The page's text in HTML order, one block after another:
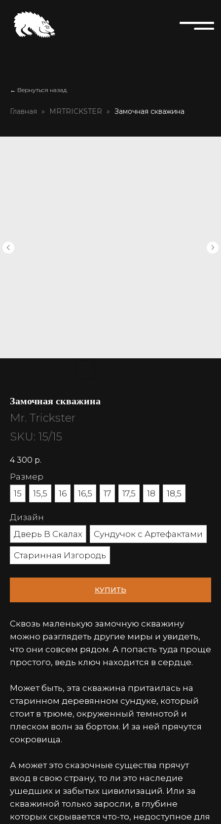
← Вернуться назад
Главная MRTRICKSTER Замочная скважина
Замочная скважина
Mr. Trickster
SKU: 15/15
4 300 р.
Размер
15
15,5 16 16,5 17 17,5 18 18,5
Дизайн
Дверь В Скалах
Сундучок с Артефактами
Старинная Изгородь
КУПИТЬ
Сквозь маленькую замочную скважину
можно разглядеть другие миры и увидеть,
что они совсем рядом. А попасть туда проще
простого, ведь ключ находится в сердце.
Может быть, эта скважина притаилась на
старинном деревянном сундуке, который
стоит в трюме, окруженный темнотой и
плеском волн за бортом. И за ней прячутся
сокровища.
А может это сказочные существа прячут
вход в свою страну, то ли это наследие
ушедших и забытых цивилизаций. Или за
скважиной только заросли, в глубине
которых скрывается что-то, недоступное для